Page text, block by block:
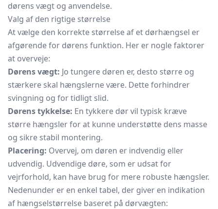
dørens vægt og anvendelse.
Valg af den rigtige størrelse
At vælge den korrekte størrelse af et dørhængsel er
afgørende for dørens funktion. Her er nogle faktorer
at overveje:
Dørens vægt: Jo tungere døren er, desto større og
stærkere skal hængslerne være. Dette forhindrer
svingning og for tidligt slid.
Dørens tykkelse: En tykkere dør vil typisk kræve
større hængsler for at kunne understøtte dens masse
og sikre stabil montering.
Placering: Overvej, om døren er indvendig eller
udvendig. Udvendige døre, som er udsat for
vejrforhold, kan have brug for mere robuste hængsler.
Nedenunder er en enkel tabel, der giver en indikation
af hængselstørrelse baseret på dørvægten: